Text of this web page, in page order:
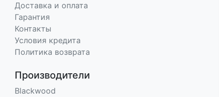
Доставка и оплата
Гарантия
Контакты
Условия кредита
Политика возврата
Производители
Blackwood